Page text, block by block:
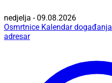
nedjelja - 09.08.2026
Osmrtnice Kalendar događanja
adresar